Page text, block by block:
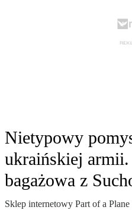
Nietypowy
ukraińskiej armii.
bagażowa z
Sklep internetowy Part of a